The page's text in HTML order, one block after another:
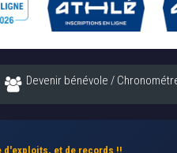
Devenir bénévole /
d'exploits, et de records !!